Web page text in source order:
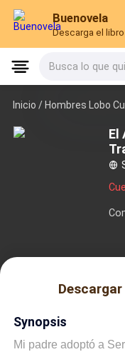
Buenovela
Descarga el
Busca lo que
Inicio /Hombres Lobo
El
Synopsis
Mi padre adoptó a